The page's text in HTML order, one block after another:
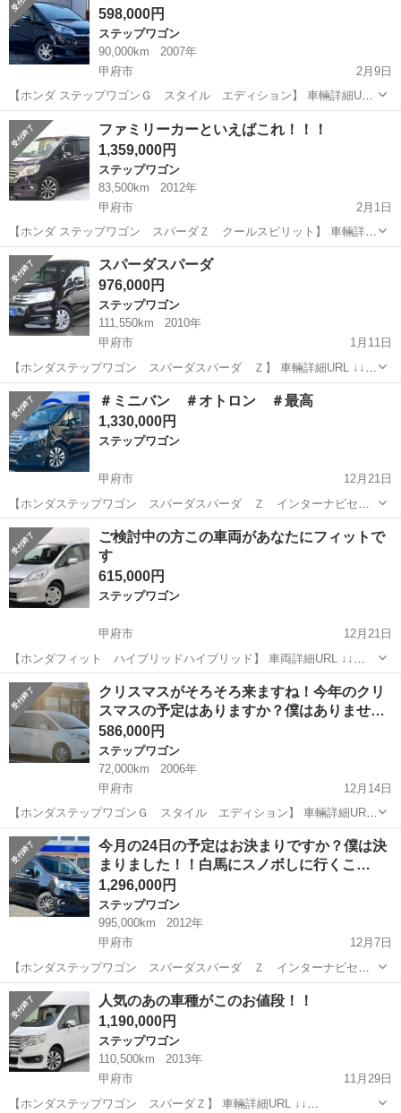
598,000円
ステップワゴン
90,000km
2007年
甲府市
2月9日
【ホンダ ステップワゴンＧ スタイル エディション】 車輛詳細URL
↓↓ https://www.otoron.jp/lists/detail?carno=036113 おはようございます
(^▽^)/ 激...
山梨 ステップワゴン オトロン
ファミリーカーといえばこれ！！！
1,359,000円
ステップワゴン
83,500km
2012年
甲府市
2月1日
【ホンダ ステップワゴン スパーダＺ クールスピリット】 車輛詳細
URL ↓↓ https://www.otoron.jp/lists/detail?carno=036085 おはようござ
いますオトロン甲府店...
山梨 ステップワゴン
スパーダスパーダ
976,000円
ステップワゴン
111,550km
2010年
甲府市
1月11日
【ホンダステップワゴン スパーダスパーダ Ｚ】 車輛詳細URL ↓↓
https://www.otoron.jp/lists/detail?carno=035781 こんにちは！！ 午後の
オトロン甲府店です...
山梨 甲府市 ホンダステップワゴン
＃ミニバン ＃オトロン ＃最高
1,330,000円
ステップワゴン
甲府市
12月21日
【ホンダステップワゴン スパーダスパーダ Ｚ インターナビセレ
クション】 車両詳細URL ↓↓ https://www.otoron.jp/lists/detail?
carno=034754 人気のミニバ...
山梨 甲府市 ステップワゴン ホンダステップワゴン
ご検討中の方この車両があなたにフィットで
す
615,000円
ステップワゴン
甲府市
12月21日
【ホンダフィット ハイブリッドハイブリッド】 車両詳細URL ↓↓
https://www.otoron.jp/lists/detail?carno=034830 こんにちは🌟 オトロン
甲府店です！！ ...
山梨 甲府市 ステップワゴン 車両
クリスマスがそろそろ来ますね！今年のクリ
スマスの予定はありますか？僕はありませ…
586,000円
ステップワゴン
72,000km
2006年
甲府市
12月14日
【ホンダステップワゴンＧ スタイル エディション】 車輛詳細URL
↓↓ https://www.otoron.jp/lists/detail?carno=035571 今年も残すところ
17日。 オトロンの...
山梨 甲府市 ステップワゴン オトロン
今月の24日の予定はお決まりですか？僕は決
まりました！！白馬にスノボしに行くこ…
1,296,000円
ステップワゴン
995,000km
2012年
甲府市
12月7日
【ホンダステップワゴン スパーダスパーダ Ｚ インターナビセレ
クション】 車輛詳細URL ↓↓ https://www.otoron.jp/lists/detail?
carno=034977 ☆広々車内 ...
山梨 甲府市 ステップワゴン ホンダステップワゴン
人気のあの車種がこのお値段！！
1,190,000円
ステップワゴン
110,500km
2013年
甲府市
11月29日
【ホンダステップワゴン スパーダＺ】 車輛詳細URL ↓↓